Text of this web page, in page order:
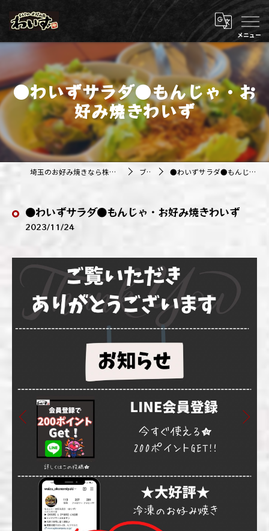
●わいずサラダ●もんじゃ・お
好み焼きわいず
埼玉のお好み焼きなら株式会社アジルカンパニー ブログ ●わいずサラダ●もんじゃ・お好み焼きわいず
●わいずサラダ●もんじゃ・お好み焼きわいず
2023/11/24